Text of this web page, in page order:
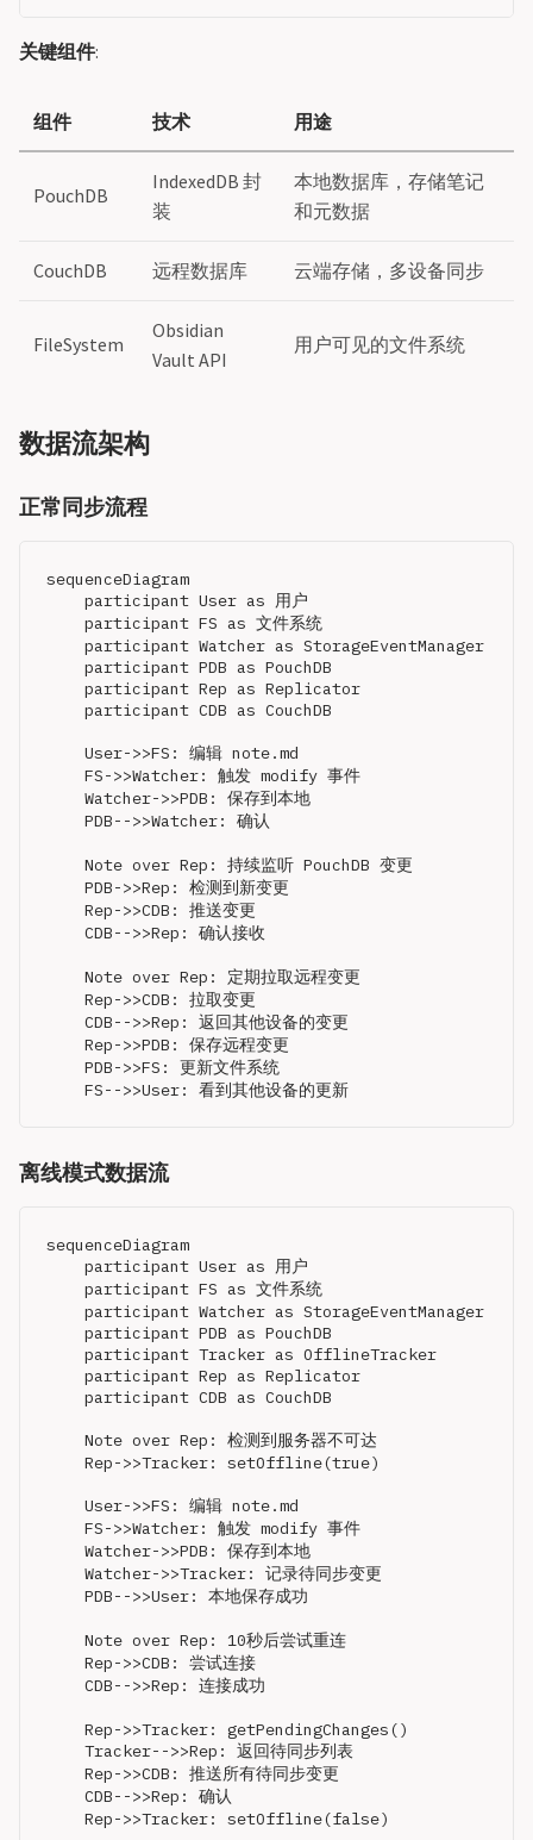
关键组件:
组件 技术 用途
PouchDB
IndexedDB 封
装
本地数据库，存储笔记
和元数据
CouchDB 远程数据库 云端存储，多设备同步
FileSystem
Obsidian
Vault API
用户可见的文件系统
数据流架构
正常同步流程
sequenceDiagram
    participant User as 用户
    participant FS as 文件系统
    participant Watcher as StorageEventManager
    participant PDB as PouchDB
    participant Rep as Replicator
    participant CDB as CouchDB
    User->>FS: 编辑 note.md
    FS->>Watcher: 触发 modify 事件
    Watcher->>PDB: 保存到本地
    PDB-->>Watcher: 确认
    Note over Rep: 持续监听 PouchDB 变更
    PDB->>Rep: 检测到新变更
    Rep->>CDB: 推送变更
    CDB-->>Rep: 确认接收
    Note over Rep: 定期拉取远程变更
    Rep->>CDB: 拉取变更
    CDB-->>Rep: 返回其他设备的变更
    Rep->>PDB: 保存远程变更
    PDB->>FS: 更新文件系统
    FS-->>User: 看到其他设备的更新
离线模式数据流
sequenceDiagram
    participant User as 用户
    participant FS as 文件系统
    participant Watcher as StorageEventManager
    participant PDB as PouchDB
    participant Tracker as OfflineTracker
    participant Rep as Replicator
    participant CDB as CouchDB
    Note over Rep: 检测到服务器不可达
    Rep->>Tracker: setOffline(true)
    User->>FS: 编辑 note.md
    FS->>Watcher: 触发 modify 事件
    Watcher->>PDB: 保存到本地
    Watcher->>Tracker: 记录待同步变更
    PDB-->>User: 本地保存成功
    Note over Rep: 10秒后尝试重连
    Rep->>CDB: 尝试连接
    CDB-->>Rep: 连接成功
    Rep->>Tracker: getPendingChanges()
    Tracker-->>Rep: 返回待同步列表
    Rep->>CDB: 推送所有待同步变更
    CDB-->>Rep: 确认